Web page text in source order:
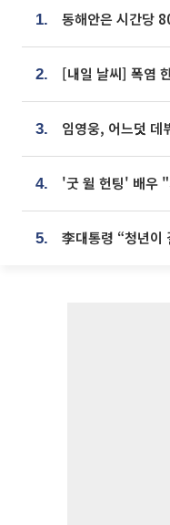
1.
2.
3.
4.
5.